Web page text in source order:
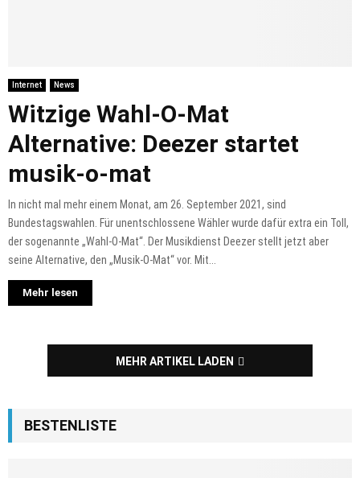
Internet News
Witzige Wahl-O-Mat
Alternative: Deezer startet
musik-o-mat
In nicht mal mehr einem Monat, am 26. September 2021, sind
Bundestagswahlen. Für unentschlossene Wähler wurde dafür extra ein Toll,
der sogenannte „Wahl-O-Mat“. Der Musikdienst Deezer stellt jetzt aber
seine Alternative, den „Musik-O-Mat“ vor. Mit...
Mehr lesen
MEHR ARTIKEL LADEN
BESTENLISTE